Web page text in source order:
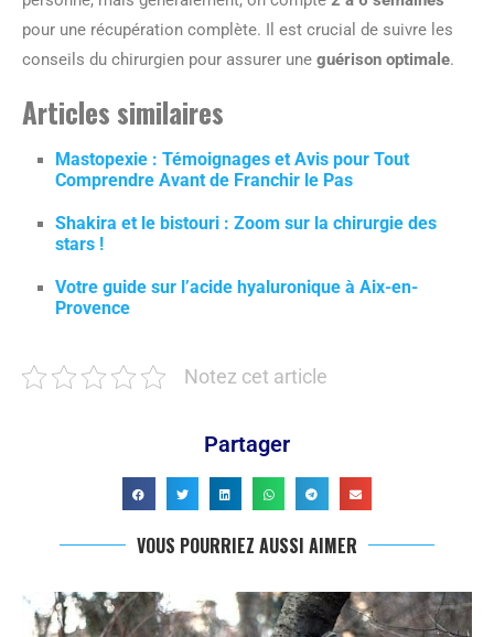
pour une récupération complète. Il est crucial de suivre les
conseils du chirurgien pour assurer une guérison optimale.
Articles similaires
Mastopexie : Témoignages et Avis pour Tout
Comprendre Avant de Franchir le Pas
Shakira et le bistouri : Zoom sur la chirurgie des
stars !
Votre guide sur l’acide hyaluronique à Aix-en-
Provence
Notez cet article
Partager
VOUS POURRIEZ AUSSI AIMER